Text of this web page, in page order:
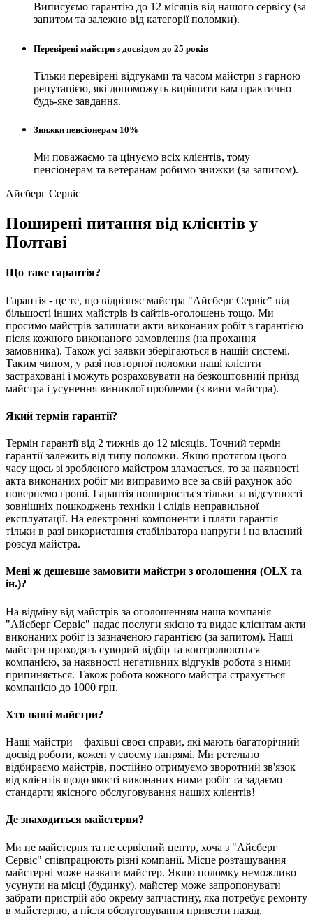
Виписуємо гарантію до 12 місяців від нашого сервісу (за
запитом та залежно від категорії поломки).
Перевірені майстри з досвідом до 25 років
Тільки перевірені відгуками та часом майстри з гарною
репутацією, які допоможуть вирішити вам практично
будь-яке завдання.
Знижки пенсіонерам 10%
Ми поважаємо та цінуємо всіх клієнтів, тому
пенсіонерам та ветеранам робимо знижки (за запитом).
Айсберг Сервіс
Поширені питання від клієнтів у
Полтавi
Що таке гарантія?
Гарантія - це те, що відрізняє майстра "Айсберг Сервіс" від
більшості інших майстрів із сайтів-оголошень тощо. Ми
просимо майстрів залишати акти виконаних робіт з гарантією
після кожного виконаного замовлення (на прохання
замовника). Також усі заявки зберігаються в нашій системі.
Таким чином, у разі повторної поломки наші клієнти
застраховані і можуть розраховувати на безкоштовний приїзд
майстра і усунення виниклої проблеми (з вини майстра).
Який термін гарантії?
Термін гарантії від 2 тижнів до 12 місяців. Точний термін
гарантії залежить від типу поломки. Якщо протягом цього
часу щось зі зробленого майстром зламається, то за наявності
акта виконаних робіт ми виправимо все за свій рахунок або
повернемо гроші. Гарантія поширюється тільки за відсутності
зовнішніх пошкоджень техніки і слідів неправильної
експлуатації. На електронні компоненти і плати гарантія
тільки в разі використання стабілізатора напруги і на власний
розсуд майстра.
Мені ж дешевше замовити майстри з оголошення (OLX та
ін.)?
На відміну від майстрів за оголошенням наша компанія
"Айсберг Сервіс" надає послуги якісно та видає клієнтам акти
виконаних робіт із зазначеною гарантією (за запитом). Наші
майстри проходять суворий відбір та контролюються
компанією, за наявності негативних відгуків робота з ними
припиняється. Також робота кожного майстра страхується
компанією до 1000 грн.
Хто наші майстри?
Наші майстри – фахівці своєї справи, які мають багаторічний
досвід роботи, кожен у своєму напрямі. Ми ретельно
відбираємо майстрів, постійно отримуємо зворотний зв'язок
від клієнтів щодо якості виконаних ними робіт та задаємо
стандарти якісного обслуговування наших клієнтів!
Де знаходиться майстерня?
Ми не майстерня та не сервісний центр, хоча з "Айсберг
Сервіс" співпрацюють різні компанії. Місце розташування
майстерні може назвати майстер. Якщо поломку неможливо
усунути на місці (будинку), майстер може запропонувати
забрати пристрій або окрему запчастину, яка потребує ремонту
в майстерню, а після обслуговування привезти назад.